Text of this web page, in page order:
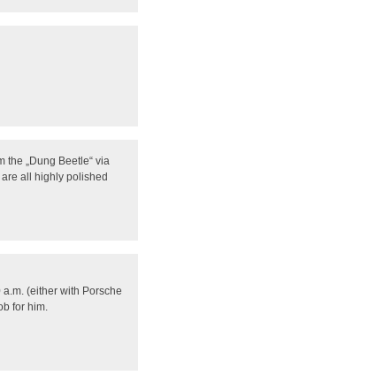
the „Dung Beetle“ via
are all highly polished
(either with Porsche
for him.